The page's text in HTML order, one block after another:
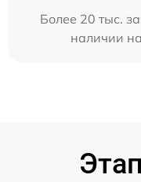
Более 20 тыс.
наличии